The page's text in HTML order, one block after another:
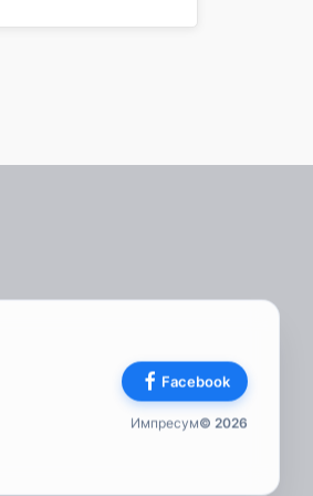
Facebook
Импресум© 2026